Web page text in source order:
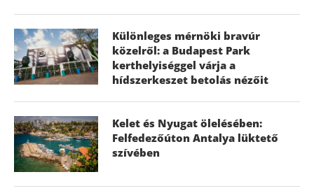
Különleges mérnöki bravúr
közelről: a Budapest Park
kerthelyiséggel várja a
hídszerkeszet betolás nézőit
Kelet és Nyugat ölelésében:
Felfedezőúton Antalya lüktető
szívében